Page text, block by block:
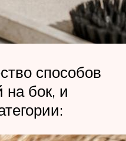
способов
на бок, и